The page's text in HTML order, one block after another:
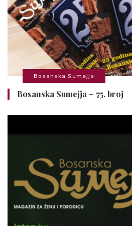
Bosanska Sumejja
Bosanska Sumejja – 75. broj